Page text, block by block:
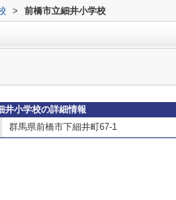
> 前橋市立細井小学校
井小学校の詳細情報
群馬県前橋市下細井町67-1